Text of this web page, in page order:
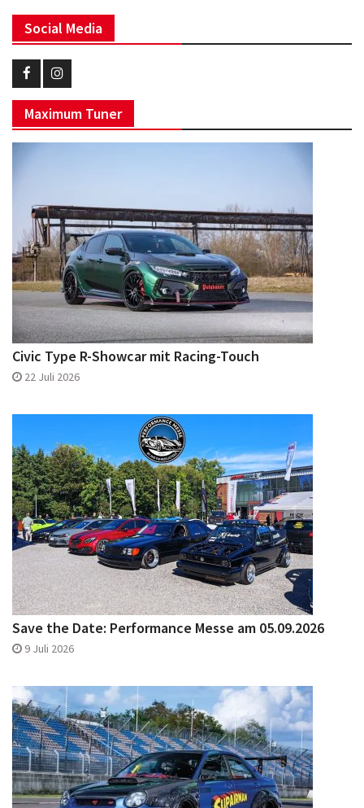
Social Media
Eurotuner
Facebook
Eurotuner
Instagram
Maximum Tuner
Civic Type R-Showcar mit Racing-Touch
22 Juli 2026
Save the Date: Performance Messe am 05.09.2026
9 Juli 2026